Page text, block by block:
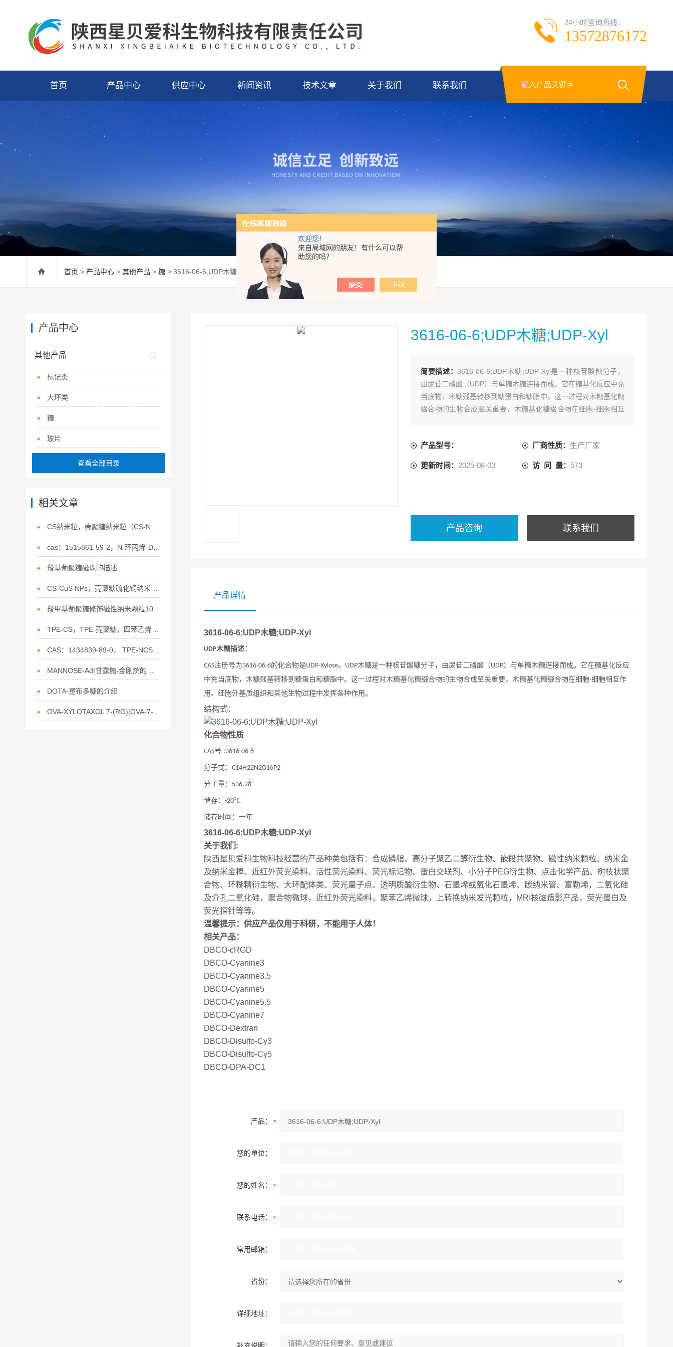
欢迎您！
来自局域网的朋友！有什么可以帮
助您的吗？
24小时咨询热线：
13572876172
首页 产品中心 供应中心 新闻资讯 技术文章 关于我们 联系我们
首页 > 产品中心 > 其他产品 > 糖 > 3616-06-6;UDP木糖;UDP-Xyl
3616-06-6;UDP木糖;UDP-Xyl
简要描述：3616-06-6;UDP木糖;UDP-Xyl是一种核苷酸糖分子，
由尿苷二磷酸（UDP）与单糖木糖连接而成。它在糖基化反应中充
当底物，木糖残基转移到糖蛋白和糖脂中。这一过程对木糖基化糖
缀合物的生物合成至关重要，木糖基化糖缀合物在细胞-细胞相互
产品型号： 厂商性质： 生产厂家
更新时间： 2025-08-03 访 问 量： 573
产品咨询 联系我们
产品详情
3616-06-6;UDP木糖;UDP-Xyl
UDP木糖描述：
CAS注册号为3616-06-6的化合物是UDP-Xylose。 UDP木糖是一种核苷酸糖分子，由尿苷二磷酸（UDP）与单糖木糖连接而成。它在糖基化反应
中充当底物，木糖残基转移到糖蛋白和糖脂中。这一过程对木糖基化糖缀合物的生物合成至关重要，木糖基化糖缀合物在细胞-细胞相互作
用、细胞外基质组织和其他生物过程中发挥各种作用。
结构式：
化合物性质
CAS号 :3616-06-6
分子式： C14H22N2O16P2
分子量： 536.28
储存： -20℃
储存时间：一年
3616-06-6;UDP木糖;UDP-Xyl
关于我们:
陕西星贝爱科生物科技经营的产品种类包括有：合成磷脂、高分子聚乙二醇衍生物、嵌段共聚物、磁性纳米颗粒、纳米金
及纳米金棒、近红外荧光染料、活性荧光染料、荧光标记物、蛋白交联剂、小分子PEG衍生物、点击化学产品、树枝状聚
合物、环糊精衍生物、大环配体类、荧光量子点、透明质酸衍生物、石墨烯或氧化石墨烯、碳纳米管、富勒烯，二氧化硅
及介孔二氧化硅，聚合物微球，近红外荧光染料，聚苯乙烯微球，上转换纳米发光颗粒，MRI核磁造影产品，荧光蛋白及
荧光探针等等。
温馨提示：供应产品仅用于科研，不能用于人体！
相关产品：
DBCO-cRGD
DBCO-Cyanine3
DBCO-Cyanine3.5
DBCO-Cyanine5
DBCO-Cyanine5.5
DBCO-Cyanine7
DBCO-Dextran
DBCO-Disulfo-Cy3
DBCO-Disulfo-Cy5
DBCO-DPA-DC1
产品：
您的单位：
您的姓名：
联系电话：
常用邮箱：
省份：
详细地址：
产品中心
其他产品
标记类
大环类
糖
玻片
查看全部目录
相关文章
cas：1515861-59-2，N-环丙烯-D-甘露吡喃糖-四乙酸，Ac4ManNCycp的特点
羧基葡聚糖磁珠的描述
CS-CuS NPs，壳聚糖硫化铜纳米颗粒的特点
羧甲基葡聚糖修饰磁性纳米颗粒100nm的特点
TPE-CS，TPE-壳聚糖，四苯乙烯修饰壳聚糖的介绍
CAS：1434839-89-0， TPE-NCS，四苯基乙烯-羧化壳聚糖链的介绍
DOTA-昆布多糖的介绍